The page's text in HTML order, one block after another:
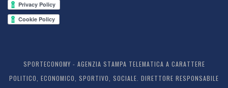
SPORTECONOMY - AGENZIA STAMPA TELEMATICA A CARATTERE
POLITICO, ECONOMICO, SPORTIVO, SOCIALE. DIRETTORE RESPONSABILE